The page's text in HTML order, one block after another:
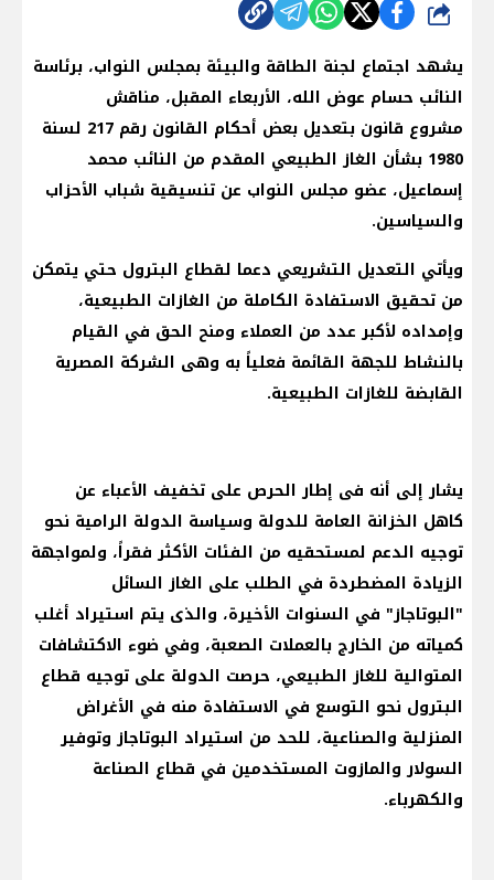
شارك
يشهد اجتماع لجنة الطاقة والبيئة بمجلس النواب، برئاسة
النائب حسام عوض الله، الأربعاء المقبل، مناقش
مشروع قانون بتعديل بعض أحكام القانون رقم 217 لسنة
1980 بشأن الغاز الطبيعي المقدم من النائب محمد
إسماعيل، عضو مجلس النواب عن تنسيقية شباب الأحزاب
والسياسين.
ويأتي التعديل التشريعي دعما لقطاع البترول حتي يتمكن
من تحقيق الاستفادة الكاملة من الغازات الطبيعية،
وإمداده لأكبر عدد من العملاء ومنح الحق في القيام
بالنشاط للجهة القائمة فعلياً به وهى الشركة المصرية
القابضة للغازات الطبيعية.
يشار إلى أنه فى إطار الحرص على تخفيف الأعباء عن
كاهل الخزانة العامة للدولة وسياسة الدولة الرامية نحو
توجيه الدعم لمستحقيه من الفئات الأكثر فقراً، ولمواجهة
الزيادة المضطردة في الطلب على الغاز السائل
"البوتاجاز" في السنوات الأخيرة، والذى يتم استيراد أغلب
كمياته من الخارج بالعملات الصعبة، وفي ضوء الاكتشافات
المتوالية للغاز الطبيعي، حرصت الدولة على توجيه قطاع
البترول نحو التوسع في الاستفادة منه في الأغراض
المنزلية والصناعية، للحد من استيراد البوتاجاز وتوفير
السولار والمازوت المستخدمين في قطاع الصناعة
والكهرباء.